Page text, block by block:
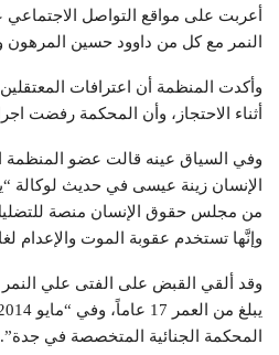
أعربت على مواقع التواصل
النمر مع كل من داوود حسين المرهون
وأكدت المنظمة أن اعترافات
أثناء الاحتجاز، وأن المحكمة رفضت
وفي السياق عينه قالت عضو المنظمة
الإنسان زينة عيسى في حديث لوكالة
من مجلس حقوق الإنسان منصة للتضليل
وإنَّها تستخدم عقوبة الموت والإعدام
المحكمة الجنائية المتخصصة في جدة”.